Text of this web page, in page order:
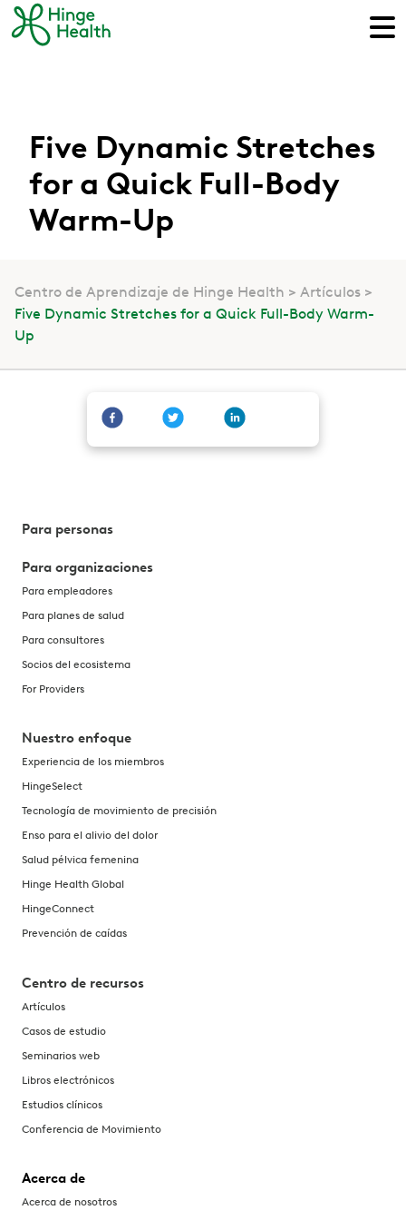
Five Dynamic Stretches
for a Quick Full-Body
Warm-Up
Centro de Aprendizaje de Hinge Health
Artículos
Five Dynamic Stretches for a Quick Full-Body Warm-
Up
Para personas
Para organizaciones
Para empleadores
Para planes de salud
Para consultores
Socios del ecosistema
For Providers
Nuestro enfoque
Experiencia de los miembros
HingeSelect
Tecnología de movimiento de precisión
Enso para el alivio del dolor
Salud pélvica femenina
Hinge Health Global
HingeConnect
Prevención de caídas
Centro de recursos
Artículos
Casos de estudio
Seminarios web
Libros electrónicos
Estudios clínicos
Conferencia de Movimiento
Acerca de
Acerca de nosotros